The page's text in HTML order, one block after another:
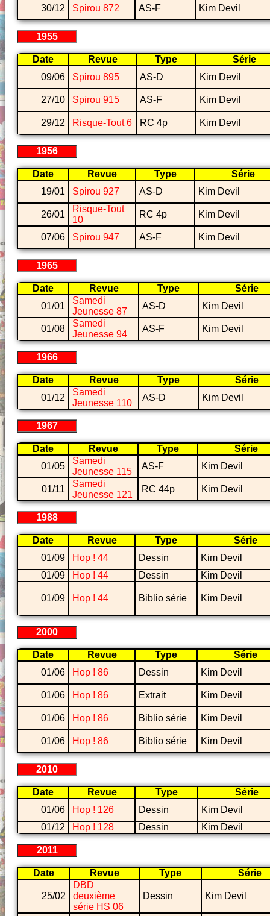
30/12 Spirou 872 AS-F Kim Devil
1955
Date Revue Type
Série
09/06
Spirou 895 AS-D Kim Devil
27/10 Spirou 915 AS-F Kim Devil
29/12 Risque-Tout 6 RC 4p Kim Devil
1956
Date Revue Type
Série
19/01
Spirou 927 AS-D Kim Devil
26/01
Risque-Tout
10
RC 4p Kim Devil
07/06 Spirou 947 AS-F Kim Devil
1965
Date Revue Type
Série
01/01
Samedi
Jeunesse 87
AS-D Kim Devil
01/08
Samedi
Jeunesse 94
AS-F Kim Devil
1966
Date Revue Type
Série
01/12
Samedi
Jeunesse 110
AS-D Kim Devil
1967
Date Revue Type
Série
01/05
Samedi
Jeunesse 115
AS-F Kim Devil
01/11
Samedi
Jeunesse 121
RC 44p Kim Devil
1988
Date Revue Type
Série
01/09
Hop ! 44 Dessin
Kim Devil
01/09
Hop ! 44 Dessin Kim Devil
01/09 Hop ! 44 Biblio série Kim Devil
2000
Date Revue Type
Série
01/06
Hop ! 86 Dessin Kim Devil
01/06 Hop ! 86 Extrait Kim Devil
01/06 Hop ! 86 Biblio série Kim Devil
01/06 Hop ! 86 Biblio série Kim Devil
2010
Date Revue Type
Série
01/06
Hop ! 126 Dessin
Kim Devil
01/12
Hop ! 128 Dessin Kim Devil
2011
Date Revue Type Série
25/02
DBD
deuxième
série HS 06
Dessin Kim Devil